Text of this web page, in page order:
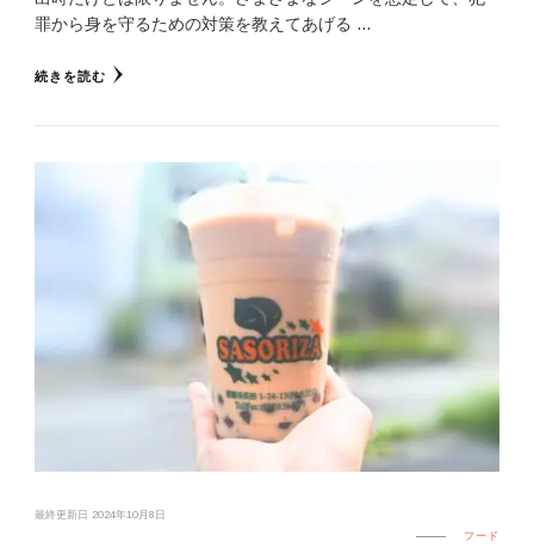
罪から身を守るための対策を教えてあげる …
続きを読む
最終更新日 2024年10月8日
フード